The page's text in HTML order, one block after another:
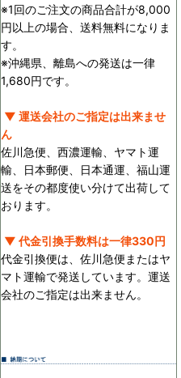
※1回のご注文の商品合計が8,000
円以上の場合、送料無料になりま
す。
※沖縄県、離島への発送は一律
1,680円です。
▼ 運送会社のご指定は出来ませ
ん
佐川急便、西濃運輸、ヤマト運
輸、日本郵便、日本通運、福山運
送をその都度使い分けて出荷して
おります。
▼ 代金引換手数料は一律330円
代金引換便は、佐川急便またはヤ
マト運輸で発送しています。運送
会社のご指定は出来ません。